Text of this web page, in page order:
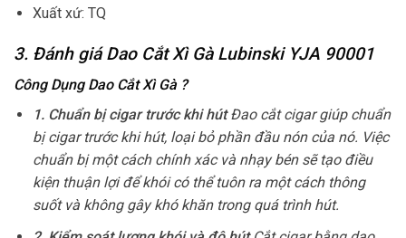
Xuất xứ: TQ
3. Đánh giá Dao Cắt Xì Gà Lubinski YJA 90001
Công Dụng Dao Cắt Xì Gà?
1. Chuẩn bị cigar trước khi hútĐao cắt cigar giúp chuẩn
bị cigar trước khi hút, loại bỏ phần đầu nón của nó. Việc
chuẩn bị một cách chính xác và nhạy bén sẽ tạo điều
kiện thuận lợi để khói có thể tuôn ra một cách thông
suốt và không gây khó khăn trong quá trình hút.